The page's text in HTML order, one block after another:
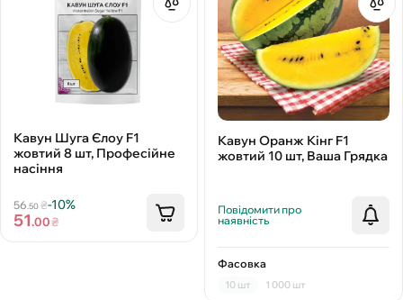
Кавун Шуга Єлоу F1
жовтий 8 шт, Професійне
насіння
56 .50₴-10%
51.00₴
Кавун Оранж Кінг F1
жовтий 10 шт, Ваша Грядка
Повідомити про
наявність
Фасовка
10 шт 1 000 шт